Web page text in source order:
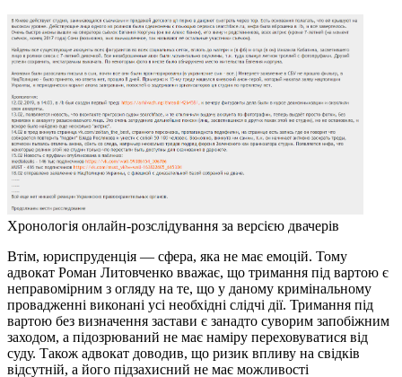
Хронологія онлайн-розслідування за версією двачерів
Втім, юриспруденція — сфера, яка не має емоцій. Тому
адвокат Роман Литовченко вважає, що тримання під вартою є
неправомірним з огляду на те, що у даному кримінальному
провадженні виконані усі необхідні слідчі дії. Тримання під
вартою без визначення застави є занадто суворим запобіжним
заходом, а підозрюваний не має наміру переховуватися від
суду. Також адвокат доводив, що ризик впливу на свідків
відсутній, а його підзахисний не має можливості